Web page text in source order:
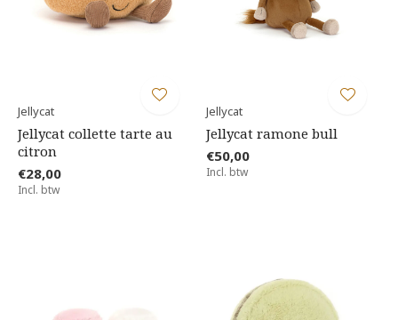
Jellycat
Jellycat collette tarte au
citron
€28,00
Incl. btw
Jellycat
Jellycat ramone bull
€50,00
Incl. btw